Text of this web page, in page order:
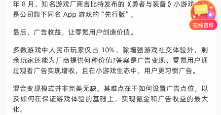
年 8 月，知名游戏厂商吉比特发布的《勇者与装备》小游戏，便
是公司旗下同名 App 游戏的“先行版”。
最后，广告收益，让零氪用户创造价值。
多数游戏中人民币玩家仅占 10%，除增强游戏社交体验外，剩
余玩家还能为厂商提供何种价值?答案是广告变现，零氪用户通
过观看广告实现增收，且在小游戏生态中，用户更习惯广告。
混合变现模式并非完美无缺。其难点在于如何设置广告点位，以
及如何在保证游戏体验的基础上，实现氪金和广告收益的最大
化。